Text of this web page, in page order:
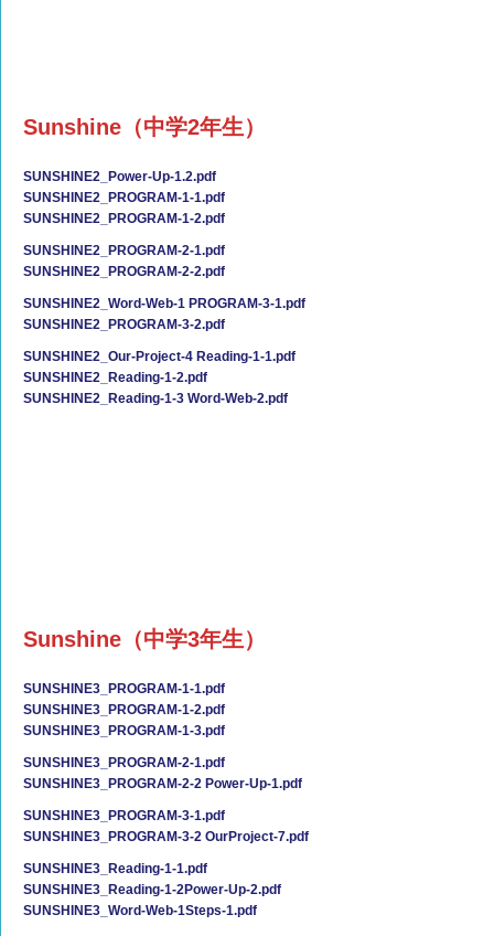
Sunshine（中学2年生）
SUNSHINE2_Power-Up-1.2.pdf
SUNSHINE2_PROGRAM-1-1.pdf
SUNSHINE2_PROGRAM-1-2.pdf
SUNSHINE2_PROGRAM-2-1.pdf
SUNSHINE2_PROGRAM-2-2.pdf
SUNSHINE2_Word-Web-1 PROGRAM-3-1.pdf
SUNSHINE2_PROGRAM-3-2.pdf
SUNSHINE2_Our-Project-4 Reading-1-1.pdf
SUNSHINE2_Reading-1-2.pdf
SUNSHINE2_Reading-1-3 Word-Web-2.pdf
Sunshine（中学3年生）
SUNSHINE3_PROGRAM-1-1.pdf
SUNSHINE3_PROGRAM-1-2.pdf
SUNSHINE3_PROGRAM-1-3.pdf
SUNSHINE3_PROGRAM-2-1.pdf
SUNSHINE3_PROGRAM-2-2 Power-Up-1.pdf
SUNSHINE3_PROGRAM-3-1.pdf
SUNSHINE3_PROGRAM-3-2 OurProject-7.pdf
SUNSHINE3_Reading-1-1.pdf
SUNSHINE3_Reading-1-2Power-Up-2.pdf
SUNSHINE3_Word-Web-1Steps-1.pdf